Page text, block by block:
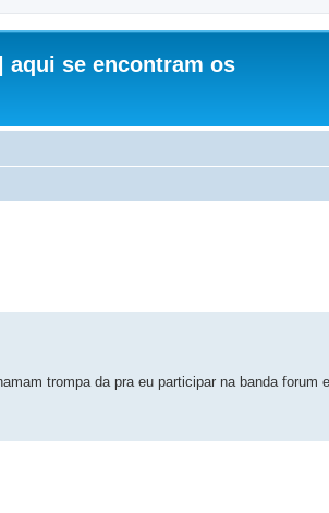
aqui se encontram os
trompa da pra eu participar na banda forum